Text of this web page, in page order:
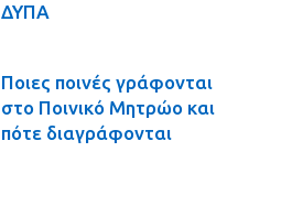
ΔΥΠΑ
Ποιες ποινές γράφονται
στο Ποινικό Μητρώο και
πότε διαγράφονται